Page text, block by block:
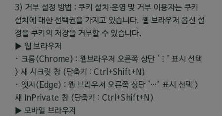
3) 거부 설정 방법 : 쿠키 설치·운영 및 거부 이용자는 쿠키
설치에 대한 선택권을 가지고 있습니다. 웹 브라우저 옵션 설
정을 쿠키의 저장을 거부할 수 있습니다.
▶ 웹 브라우저
･ 크롬(Chrome) : 웹브라우저 오른쪽 상단 ‘⋮’ 표시 선택
> 새 시크릿 창 (단축키 : Ctrl+Shift+N)
･ 엣지(Edge) : 웹 브라우저 오른쪽 상단 ‘…’ 표시 선택 >
새 InPrivate 창 (단축키 : Ctrl+Shift+N)
▶ 모바일 브라우저